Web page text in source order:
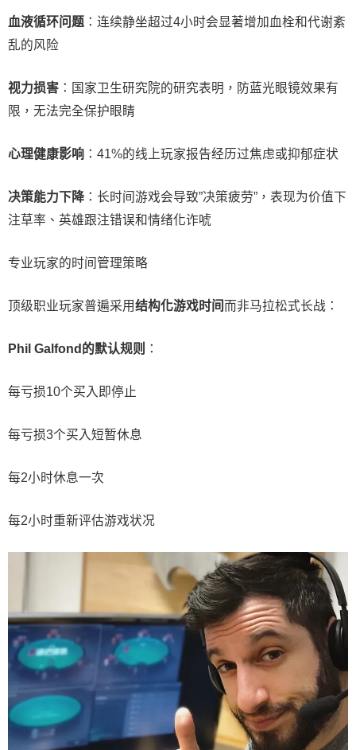
血液循环问题 ：连续静坐超过4小时会显著增加血栓和代谢紊
乱的风险
视力损害 ：国家卫生研究院的研究表明，防蓝光眼镜效果有
限，无法完全保护眼睛
心理健康影响 ：41%的线上玩家报告经历过焦虑或抑郁症状
决策能力下降 ：长时间游戏会导致”决策疲劳”，表现为价值下
注草率、英雄跟注错误和情绪化诈唬
专业玩家的时间管理策略
顶级职业玩家普遍采用结构化游戏时间 而非马拉松式长战：
Phil Galfond的默认规则 ：
每亏损10个买入即停止
每亏损3个买入短暂休息
每2小时休息一次
每2小时重新评估游戏状况